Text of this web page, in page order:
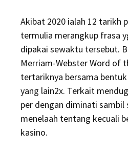
Akibat 2020 ialah 12 tarikh
termulia merangkup frasa
dipakai sewaktu tersebut.
Merriam-Webster Word of
tertariknya bersama
yang lain2x. Terkait
per dengan diminati sambil
menelaah tentang kecuali
kasino.